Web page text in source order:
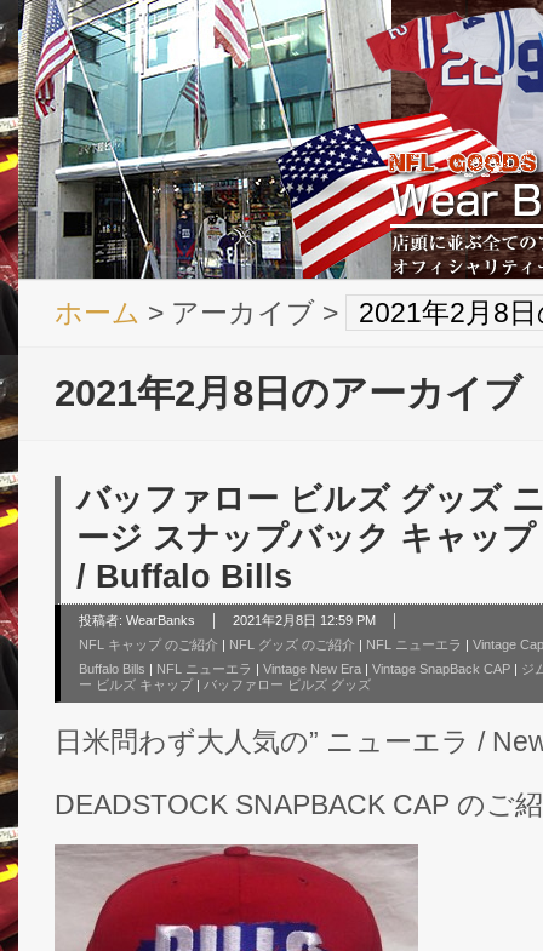
ホーム > アーカイブ > 2021年2月8
2021年2月8日のアーカイブ
バッファロー ビルズ グッズ
ージ スナップバック キャッ
/ Buffalo Bills
投稿者: WearBanks
2021年2月8日 12:59 PM
NFL キャップ のご紹介 | NFL グッズ のご紹介 | NFL ニューエラ | Vintage Cap
Buffalo Bills | NFL ニューエラ | Vintage New Era | Vintage SnapBack CAP | ジ
ー ビルズ キャップ | バッファロー ビルズ グッズ
日米問わず大人気の” ニューエラ /
DEADSTOCK SNAPBACK CAP のご